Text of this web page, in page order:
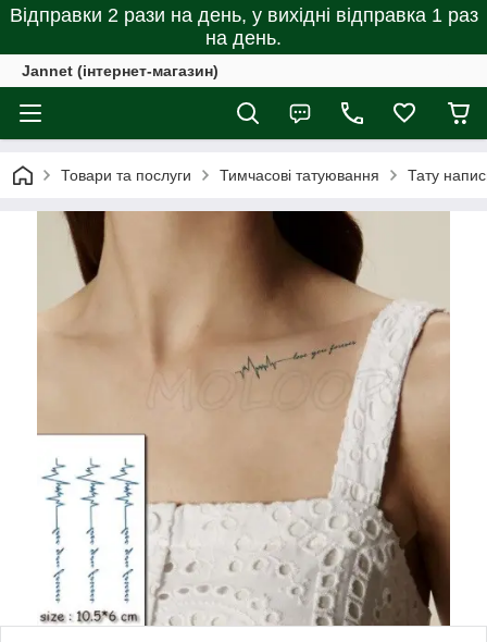
Відправки 2 рази на день, у вихідні відправка 1 раз
на день.
Jannet (інтернет-магазин)
Товари та послуги Тимчасові татуювання Тату